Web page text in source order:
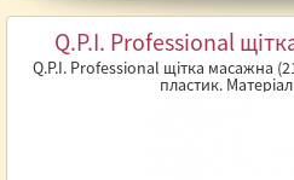
Q.P.I. Professional
Q.P.I. Professional щітка масажна
пластик.